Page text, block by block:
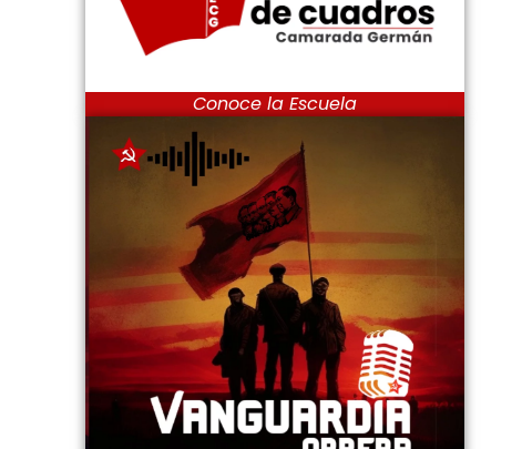
Conoce la Escuela